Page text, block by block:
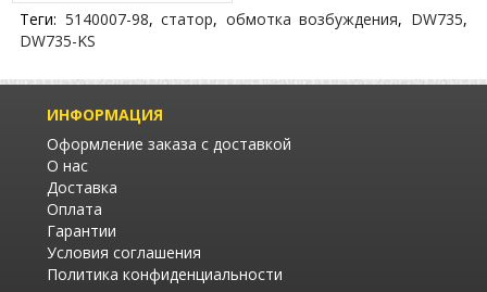
Теги: 5140007-98,статор, обмотка возбуждения, DW735,
DW735-KS
ИНФОРМАЦИЯ
Оформление заказа с доставкой
О нас
Доставка
Оплата
Гарантии
Условия соглашения
Политика конфиденциальности